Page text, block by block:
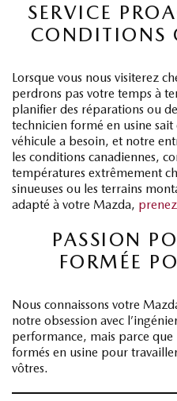
SERVICE
CONDITIONS
Lorsque vous nous visiterez
perdrons pas votre temps à
planifier des réparations ou
technicien formé en usine
véhicule a besoin, et notre
les conditions canadiennes,
températures extrêmement
sinueuses ou les terrains
adapté à votre Mazda,
PASSION
FORMÉE
Nous connaissons votre
notre obsession avec
performance, mais parce
formés en usine pour
vôtres.